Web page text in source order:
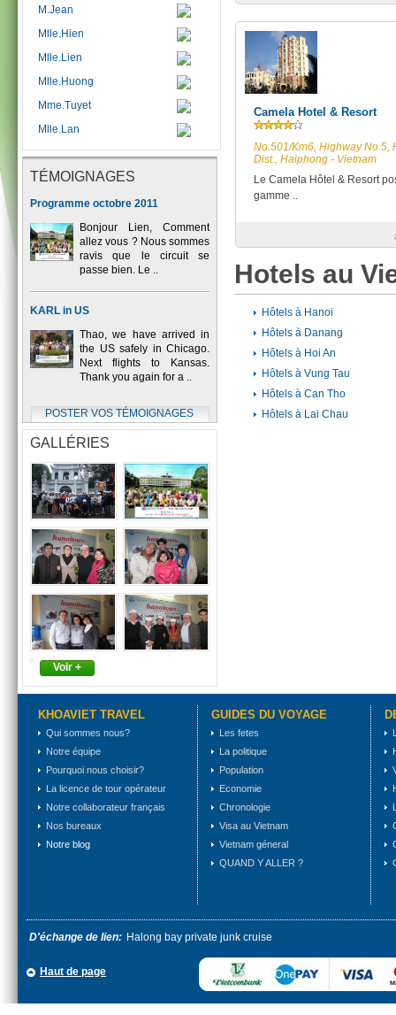
M.Jean
Mlle.Hien
Mlle.Lien
Mlle.Huong
Mme.Tuyet
Mlle.Lan
TÉMOIGNAGES
Programme octobre 2011
Bonjour Lien, Comment
allez vous ? Nous sommes
ravis que le circuit se
passe bien. Le ..
KARL in US
Thao, we have arrived in
the US safely in Chicago.
Next flights to Kansas.
Thank you again for a ..
POSTER VOS TÉMOIGNAGES
GALLÉRIES
Voir +
Camela Hotel & Resort
No.501/Km6, Highway No.5,
Dist., Haiphong - Vietnam
Le Camela Hôtel & Resort
gamme ..
Hotels au
Hôtels à Hanoi
Hôtels à Danang
Hôtels à Hoi An
Hôtels à Vung Tau
Hôtels à Can Tho
Hôtels à Lai Chau
KHOAVIET TRAVEL
Qui sommes nous?
Notre équipe
Pourquoi nous choisir?
La licence de tour opérateur
Notre collaborateur français
Nos bureaux
Notre blog
GUIDES DU VOYAGE
Les fetes
La politique
Population
Economie
Chronologie
Visa au Vietnam
Vietnam géneral
QUAND Y ALLER ?
D'échange de lien: Halong bay private junk cruise
Haut de page